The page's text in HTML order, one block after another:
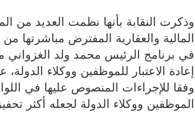
وذكرت النقابة بأنها نظمت العديد من
المالية والعقارية المفترض مباشرتها
في برنامج الرئيس محمد ولد الغزواني
إعادة الاعتبار للموظفين ووكلاء
وفقا للإجراءات المنصوص عليها في
الموظفين ووكلاء الدولة لجعله أكثر